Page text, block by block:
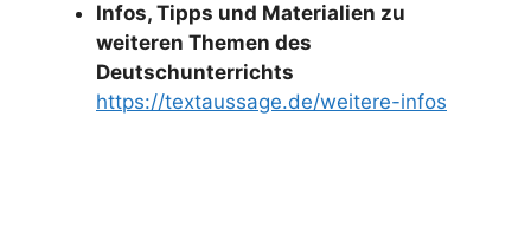
Infos, Tipps und Materialien zu
weiteren Themen des
Deutschunterrichts
https://textaussage.de/weitere-infos